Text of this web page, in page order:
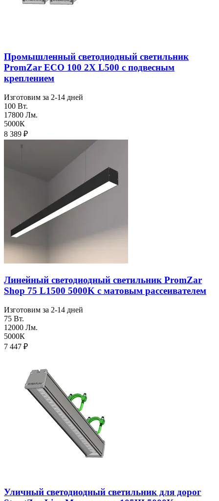
Промышленный светодиодный светильник
PromZar ECO 100 2Х L500 с подвесным
креплением
Изготовим за 2-14 дней
100 Вт.
17800 Лм.
5000К
8 389 ₽
Линейный светодиодный светильник PromZar
Shop 75 L1500 5000K с матовым рассеивателем
Изготовим за 2-14 дней
75 Вт.
12000 Лм.
5000К
7 447 ₽
Уличный светодиодный светильник для дорог